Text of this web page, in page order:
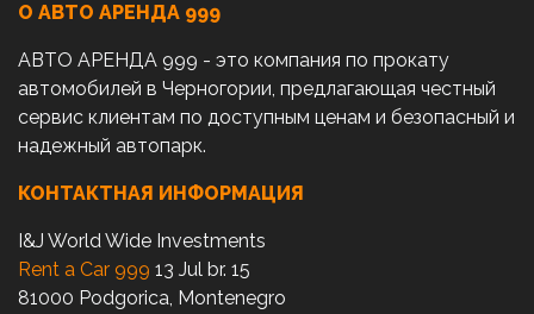
О АВТО AРЕНДА 999
АВТО АРЕНДА 999 - это компания по прокату
автомобилей в Черногории, предлагающая честный
сервис клиентам по доступным ценам и безопасный и
надежный автопарк.
КОНТАКТНАЯ ИНФОРМАЦИЯ
I&J World Wide Investments
Rent a Car 999 13 Jul br. 15
81000 Podgorica, Montenegro